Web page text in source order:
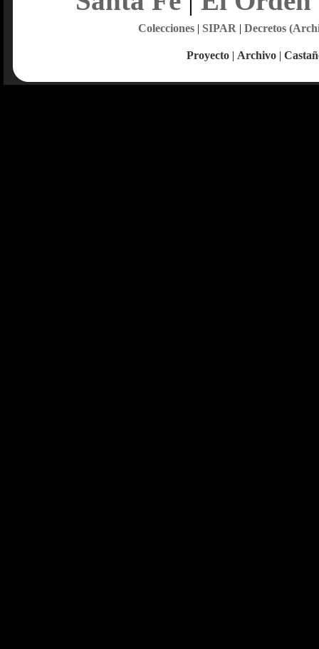
Colecciones| SIPAR | Decretos
Proyecto | Archivo |